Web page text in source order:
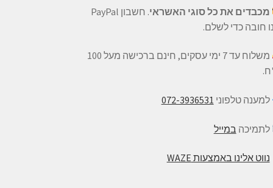
מכבדים את כל סוגי האשראי
. חשבון PayPal
חובה כדי לשלם.
משלוח עד 7 ימי עסקים, חינם ברכישה מעל 100
למענה טלפוני 072-3936531
לתמיכה במייל
נווט אלינו באמצעות WAZE